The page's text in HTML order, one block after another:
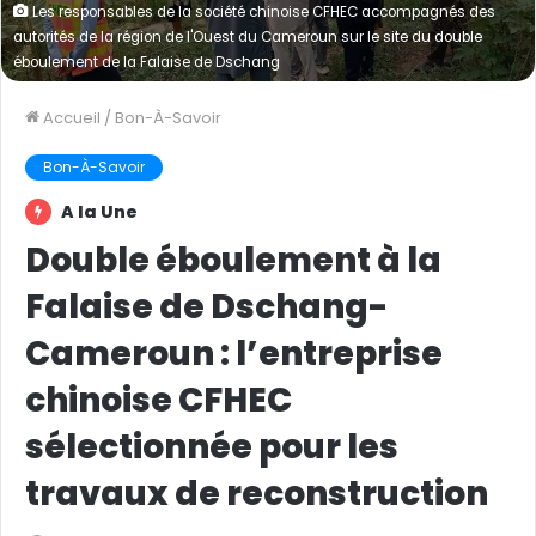
Les responsables de la société chinoise CFHEC accompagnés des
autorités de la région de l'Ouest du Cameroun sur le site du double
éboulement de la Falaise de Dschang
Accueil / Bon-À-Savoir
Bon-À-Savoir
A la Une
Double éboulement à la
Falaise de Dschang-
Cameroun : l’entreprise
chinoise CFHEC
sélectionnée pour les
travaux de reconstruction